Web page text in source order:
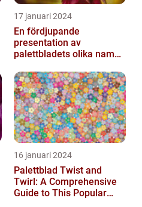
17 januari 2024
En fördjupande
presentation av
palettbladets olika namn
16 januari 2024
Palettblad Twist and
Twirl: A Comprehensive
Guide to This Popular